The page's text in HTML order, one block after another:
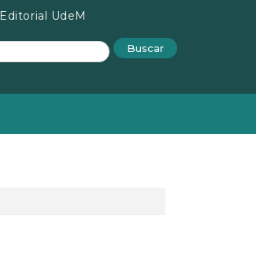
Editorial UdeM
Buscar